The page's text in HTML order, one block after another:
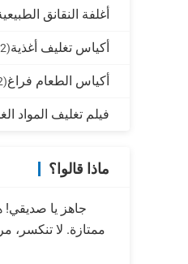
أغلفة النقانق
أكياس تغليف أغذية(82)
أكياس الطعام فراغ(22)
فيلم تغليف المواد
ماذا قالوا؟
جاهز يا صديقي!
ممتازة. لا تنكسر،